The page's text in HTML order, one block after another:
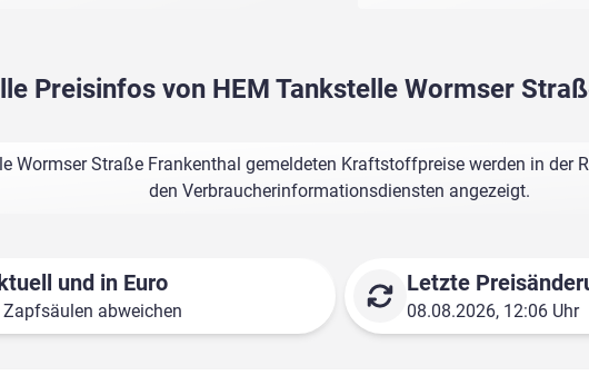
Preisinfos von HEM Tankstelle Wormser
Wormser Straße Frankenthal gemeldeten Kraftstoffpreise werden in der
den Verbraucherinformationsdiensten angezeigt.
und in Euro
abweichen
Letzte
08.08.2026, 12:06 Uhr